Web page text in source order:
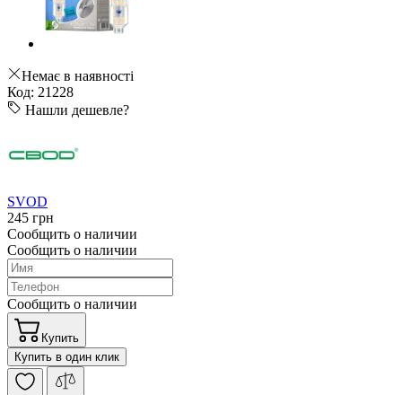
Немає в наявності
Код: 21228
Нашли дешевле?
SVOD
245 грн
Сообщить о наличии
Сообщить о наличии
Сообщить о наличии
Купить
Купить в один клик